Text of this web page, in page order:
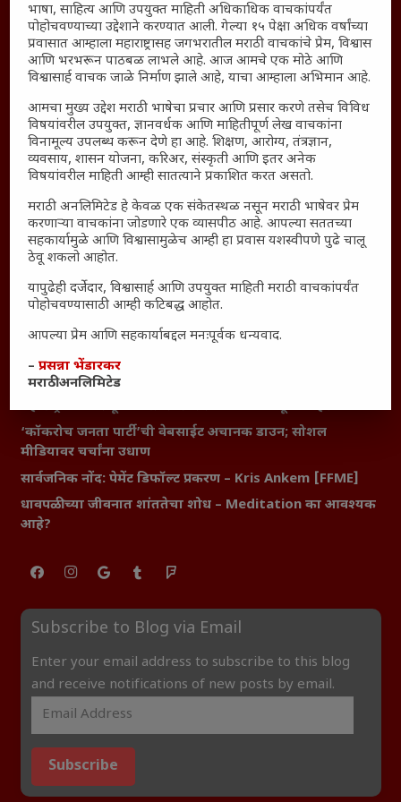
English To Hindi
Kruti Dev Unicode
Polls Archive
Shop Unlimited
Thought For The Day
सामान्य आजारांवर गावठी उपाय – घरच्या घरी मिळवा प्राथमिक
आजच्या युगातील तरुण पिढी कुठे हरवली?
महाराष्ट्रातील किल्ल्यांचे महत्त्व : स्वराज्याच्या वैभवशाली इतिहासाचे
साक्षीदार
₹370 ची बिर्याणी” आणि हरवत चाललेली संवेदनशीलता : आजच्या
तरुणांच्या मनात नेमकं काय चाललंय?
यश आणि आत्मविश्वास: स्वप्नांना वास्तवात बदलण्याची शक्ती
महाराष्ट्रातील बदलत्या हवामानाचा शेतीवर वाढता परिणाम:
शेतकऱ्यांसमोरील नवीन आव्हाने आणि संधी
महाराष्ट्र आणि संपूर्ण भारतातील शेतकऱ्यांना मान्सूनचे महत्त्व
‘कॉकरोच जनता पार्टी’ची वेबसाईट अचानक डाउन; सोशल
मीडियावर चर्चांना उधाण
सार्वजनिक नोंद: पेमेंट डिफॉल्ट प्रकरण – Kris Ankem [FFME]
धावपळीच्या जीवनात शांततेचा शोध – Meditation का आवश्यक
आहे?
Subscribe to Blog via Email
Enter your email address to subscribe to this blog
and receive notifications of new posts by email.
Subscribe
भाषा, साहित्य आणि उपयुक्त माहिती अधिकाधिक वाचकांपर्यंत
पोहोचवण्याच्या उद्देशाने करण्यात आली. गेल्या १५ पेक्षा अधिक वर्षांच्या
प्रवासात आम्हाला महाराष्ट्रासह जगभरातील मराठी वाचकांचे प्रेम, विश्वास
आणि भरभरून पाठबळ लाभले आहे. आज आमचे एक मोठे आणि
विश्वासार्ह वाचक जाळे निर्माण झाले आहे, याचा आम्हाला अभिमान आहे.
आमचा मुख्य उद्देश मराठी भाषेचा प्रचार आणि प्रसार करणे तसेच विविध
विषयांवरील उपयुक्त, ज्ञानवर्धक आणि माहितीपूर्ण लेख वाचकांना
विनामूल्य उपलब्ध करून देणे हा आहे. शिक्षण, आरोग्य, तंत्रज्ञान,
व्यवसाय, शासन योजना, करिअर, संस्कृती आणि इतर अनेक
विषयांवरील माहिती आम्ही सातत्याने प्रकाशित करत असतो.
मराठी अनलिमिटेड हे केवळ एक संकेतस्थळ नसून मराठी भाषेवर प्रेम
करणाऱ्या वाचकांना जोडणारे एक व्यासपीठ आहे. आपल्या सततच्या
सहकार्यामुळे आणि विश्वासामुळेच आम्ही हा प्रवास यशस्वीपणे पुढे चालू
ठेवू शकलो आहोत.
यापुढेही दर्जेदार, विश्वासार्ह आणि उपयुक्त माहिती मराठी वाचकांपर्यंत
पोहोचवण्यासाठी आम्ही कटिबद्ध आहोत.
आपल्या प्रेम आणि सहकार्याबद्दल मनःपूर्वक धन्यवाद.
–प्रसन्ना भेंडारकर
मराठी अनलिमिटेड